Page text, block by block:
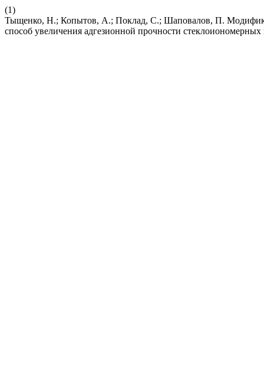
(1)
Тыщенко, Н.; Копытов, А.; Поклад, С.; Шаповалов, П.
способ увеличения адгезионной прочности